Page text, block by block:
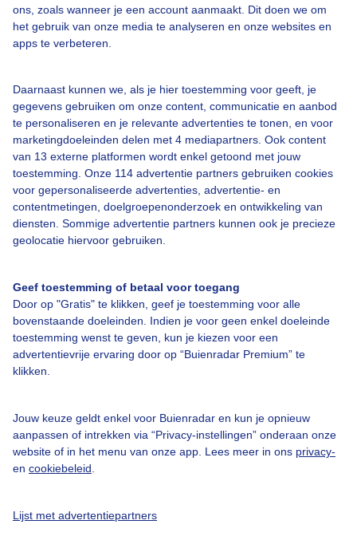
ons, zoals wanneer je een account aanmaakt. Dit doen we om
het gebruik van onze media te analyseren en onze websites en
apps te verbeteren.
Daarnaast kunnen we, als je hier toestemming voor geeft, je
gegevens gebruiken om onze content, communicatie en aanbod
te personaliseren en je relevante advertenties te tonen, en voor
marketingdoeleinden delen met 4 mediapartners. Ook content
van 13 externe platformen wordt enkel getoond met jouw
toestemming. Onze 114 advertentie partners gebruiken cookies
voor gepersonaliseerde advertenties, advertentie- en
contentmetingen, doelgroepenonderzoek en ontwikkeling van
diensten. Sommige advertentie partners kunnen ook je precieze
geolocatie hiervoor gebruiken.
Geef toestemming of betaal voor toegang
Door op "Gratis" te klikken, geef je toestemming voor alle
bovenstaande doeleinden. Indien je voor geen enkel doeleinde
toestemming wenst te geven, kun je kiezen voor een
advertentievrije ervaring door op “Buienradar Premium” te
klikken.
Jouw keuze geldt enkel voor Buienradar en kun je opnieuw
aanpassen of intrekken via “Privacy-instellingen” onderaan onze
website of in het menu van onze app. Lees meer in ons privacy-
en cookiebeleid
Lijst met advertentiepartners
Over Buienradar
Bedrijfsgegevens
Contact
Toegankelijkheid
Gebruikersvoorwaarden
Buienradar Team
Privacy beleid
Cookie beleid
Gratis weerdata